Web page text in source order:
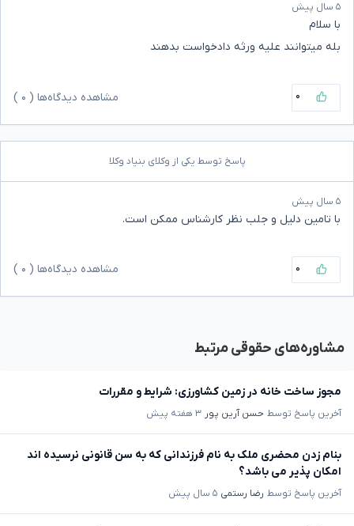
۵ سال پیش
با سلام
بله میتوانند علیه ورثه دادخواست بدهند
۰ مشاهده دیدگاه‌ها ( ۰
پاسخ توسط یکی از وکلای بنیاد وکلا
۵ سال پیش
با تامین دلیل و جلب نظر کارشناس ممکن است.
۰ مشاهده دیدگاه‌ها ( ۰
مشاوره‌های حقوقی مرتبط
مجوز ساخت خانه در زمین کشاورزی: شرایط و مقررات
آخرین پاسخ توسط حسن آرین پور ۳ هفته پیش
بنام زدن محضری ملک به نام فرزندانی که به سن قانونی نرسیده اند
امکان پذیر می باشد؟
آخرین پاسخ توسط رضا رستمی ۵ سال پیش